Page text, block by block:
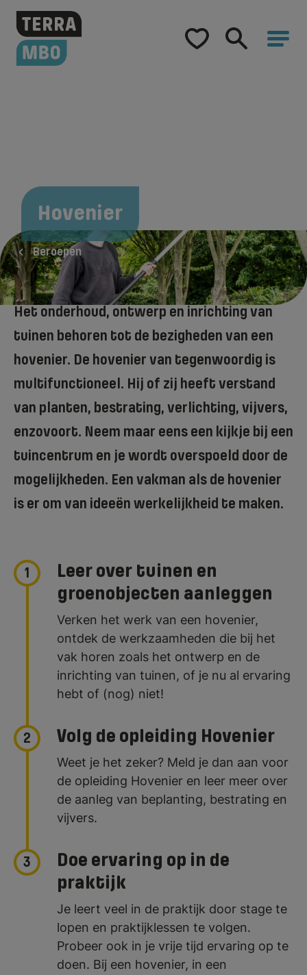
Home
Over Terra MBO
Beroepen
Hovenier
Een hovenier wordt door klanten ingehuurd
om tuinen en groenobjecten aan te leggen.
Het onderhoud, ontwerp en inrichting van
tuinen behoren tot de bezigheden van een
hovenier. De hovenier van tegenwoordig is
multifunctioneel. Hij of zij heeft verstand
van planten, bestrating, verlichting, vijvers,
enzovoort. Neem maar eens een kijkje bij een
tuincentrum en je wordt overspoeld door de
mogelijkheden. Een vakman als de hovenier
is er om van ideeën werkelijkheid te maken.
1
Leer over tuinen en
groenobjecten aanleggen
Verken het werk van een hovenier,
ontdek de werkzaamheden die bij het
vak horen zoals het ontwerp en de
inrichting van tuinen, of je nu al ervaring
hebt of (nog) niet!
2 Volg de opleiding Hovenier
Weet je het zeker? Meld je dan aan voor
de opleiding Hovenier en leer meer over
de aanleg van beplanting, bestrating en
vijvers.
3
Doe ervaring op in de
praktijk
Je leert veel in de praktijk door stage te
lopen en praktijklessen te volgen.
Probeer ook in je vrije tijd ervaring op te
doen. Bij een hovenier, in een